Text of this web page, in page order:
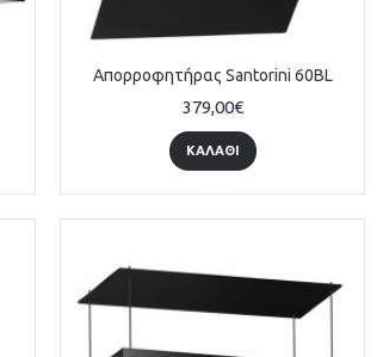
Απορροφητήρας Santorini 60BL
379,00€
ΚΑΛΆΘΙ